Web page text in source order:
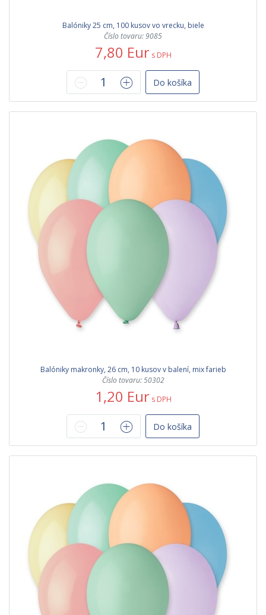
Balóniky 25 cm, 100 kusov vo vrecku, biele
Číslo tovaru: 9085
7,80 Eur s DPH
Do košíka
Balóniky makronky, 26 cm, 10 kusov v balení, mix farieb
Číslo tovaru: 50302
1,20 Eur s DPH
Do košíka